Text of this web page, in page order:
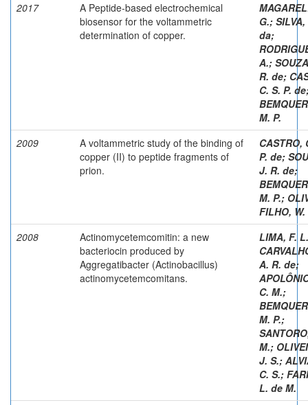
2017
A Peptide-based electrochemical
biosensor for the voltammetric
determination of copper.
G.;
da;
A.;
R. de;
C. S. P. de
M. P.
2009
A voltammetric study of the binding of
copper (II) to peptide fragments of
prion.
CASTRO,
P. de;
J. R. de;
M. P.;
FILHO, W.
2008
Actinomycetemcomitin: a new
bacteriocin produced by
Aggregatibacter (Actinobacillus)
actinomycetemcomitans.
LIMA, F. L.
A. R. de;
C. M.;
M. P.;
M.;
J. S.;
C. S.;
L. de M.